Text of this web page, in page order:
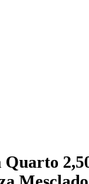
Quarto